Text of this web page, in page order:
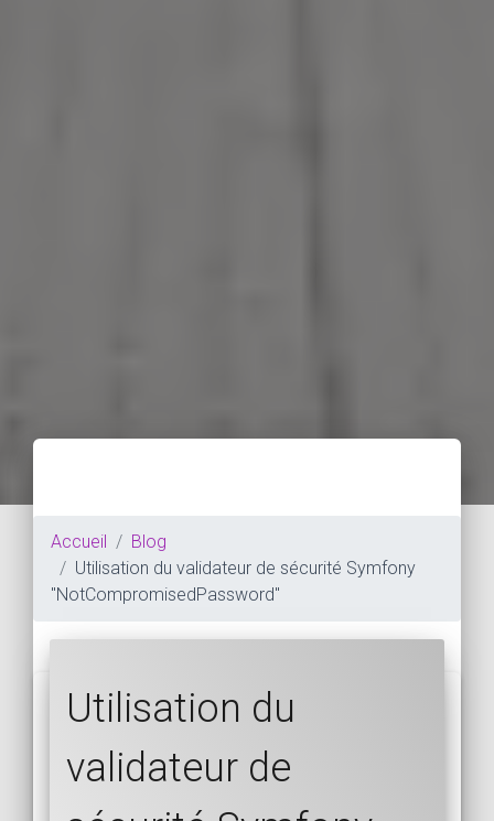
Accueil
Blog
Utilisation du validateur de sécurité Symfony
"NotCompromisedPassword"
Utilisation du
validateur de